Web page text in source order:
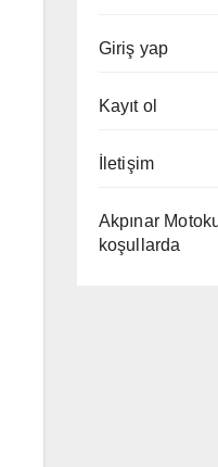
Giriş yap
Kayıt ol
İletişim
Akpınar
koşullarda